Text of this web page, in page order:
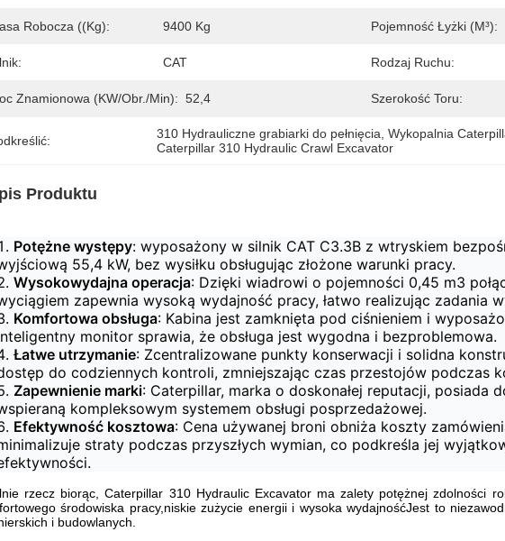
Robocza ((kg): 9400 Kg Pojemność Łyżki (m³):
CAT Rodzaj Ruchu:
Znamionowa (kW/obr./min): 52,4 Szerokość Toru:
310 Hydrauliczne grabiarki do pełnięcia , Wykopalnia
Caterpillar 310 Hydraulic Crawl Excavator
Produktu
Potężne występy: wyposażony w silnik CAT C3.3B z wtryskiem
55,4 kW, bez wysiłku obsługując złożone warunki pracy.
Wysokowydajna operacja: Dzięki wiadrowi o pojemności 0,45 m3
zapewnia wysoką wydajność pracy, łatwo realizując zadania
Komfortowa obsługa: Kabina jest zamknięta pod ciśnieniem i
monitor sprawia, że obsługa jest wygodna i bezproblemowa.
Łatwe utrzymanie: Zcentralizowane punkty konserwacji i solidna
do codziennych kontroli, zmniejszając czas przestojów podczas
Zapewnienie marki: Caterpillar, marka o doskonałej reputacji, posiada
kompleksowym systemem obsługi posprzedażowej.
Efektywność kosztowa: Cena używanej broni obniża koszty
straty podczas przyszłych wymian, co podkreśla jej
rzecz biorąc, Caterpillar 310 Hydraulic Excavator ma zalety potężnej zdolności
środowiska pracy,niskie zużycie energii i wysoka wydajnośćJest to
i budowlanych.